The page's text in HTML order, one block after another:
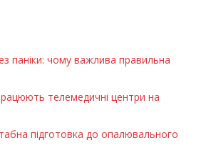
паніки: чому важлива правильна
телемедичні центри на
підготовка до опалювального